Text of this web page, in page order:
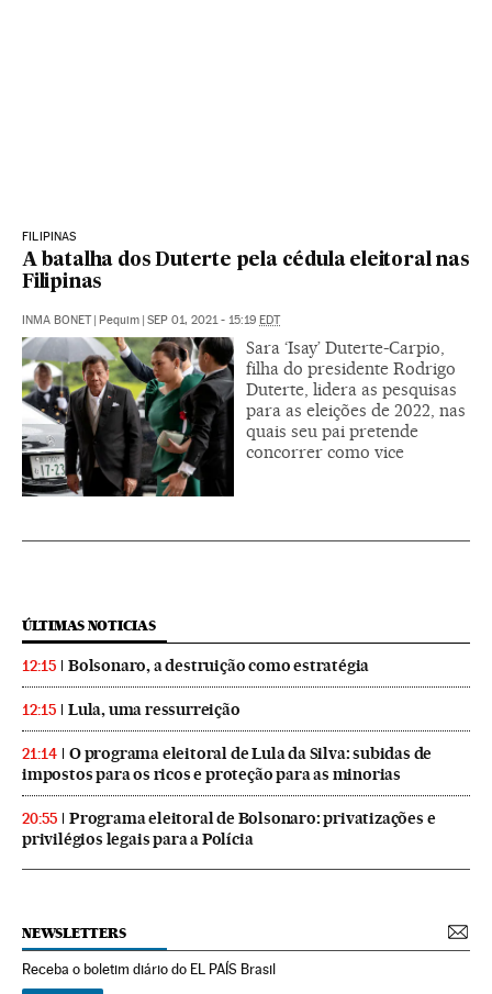
FILIPINAS
A batalha dos Duterte pela cédula eleitoral nas
Filipinas
INMA BONET Pequim SEP 01, 2021 - 15:19 EDT
Sara ‘Isay’ Duterte-Carpio,
filha do presidente Rodrigo
Duterte, lidera as pesquisas
para as eleições de 2022, nas
quais seu pai pretende
concorrer como vice
ÚLTIMAS NOTICIAS
12:15 Bolsonaro, a destruição como estratégia
12:15 Lula, uma ressurreição
21:14
O programa eleitoral de Lula da Silva: subidas de
impostos para os ricos e proteção para as minorias
20:55
Programa eleitoral de Bolsonaro: privatizações e
privilégios legais para a Polícia
NEWSLETTERS
Receba o boletim diário do EL PAÍS Brasil